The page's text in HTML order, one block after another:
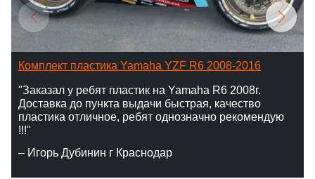
Комплект пластика Yamaha YZF R6 2008-2016
"Заказал у ребят пластик на Yamaha R6 2008г.
Доставка до пункта выдачи быстрая, качество
пластика отличное, ребят однозначно рекомендую
!!!"
– Игорь Дубинин г Краснодар